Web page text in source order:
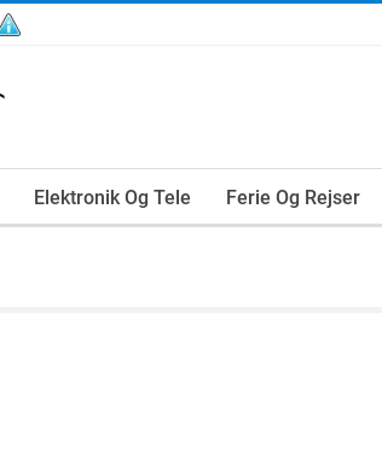
Elektronik Og Tele Ferie Og Rejser